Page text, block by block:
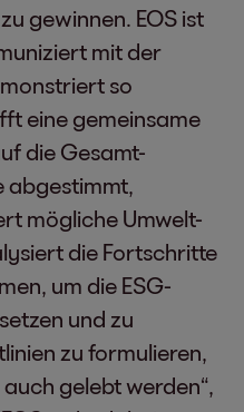
gewinnen. EOS ist
mit der
so
eine gemeinsame
die Gesamt-
abgestimmt,
mögliche Umwelt-
die Fortschritte
um die ESG-
und zu
zu formulieren,
gelebt werden“,